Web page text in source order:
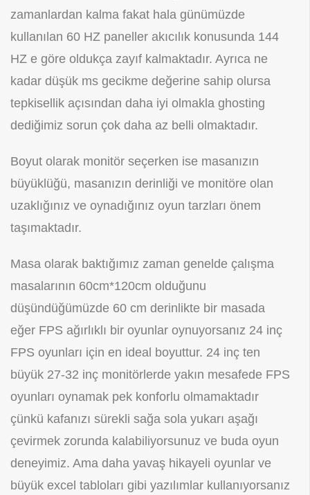
zamanlardan kalma fakat hala günümüzde
kullanılan 60 HZ paneller akıcılık konusunda 144
HZ e göre oldukça zayıf kalmaktadır. Ayrıca ne
kadar düşük ms gecikme değerine sahip olursa
tepkisellik açısından daha iyi olmakla ghosting
dediğimiz sorun çok daha az belli olmaktadır.
Boyut olarak monitör seçerken ise masanızın
büyüklüğü, masanızın derinliği ve monitöre olan
uzaklığınız ve oynadığınız oyun tarzları önem
taşımaktadır.
Masa olarak baktığımız zaman genelde çalışma
masalarının 60cm*120cm olduğunu
düşündüğümüzde 60 cm derinlikte bir masada
eğer FPS ağırlıklı bir oyunlar oynuyorsanız 24 inç
FPS oyunları için en ideal boyuttur. 24 inç ten
büyük 27-32 inç monitörlerde yakın mesafede FPS
oyunları oynamak pek konforlu olmamaktadır
çünkü kafanızı sürekli sağa sola yukarı aşağı
çevirmek zorunda kalabiliyorsunuz ve buda oyun
deneyimiz. Ama daha yavaş hikayeli oyunlar ve
büyük excel tabloları gibi yazılımlar kullanıyorsanız